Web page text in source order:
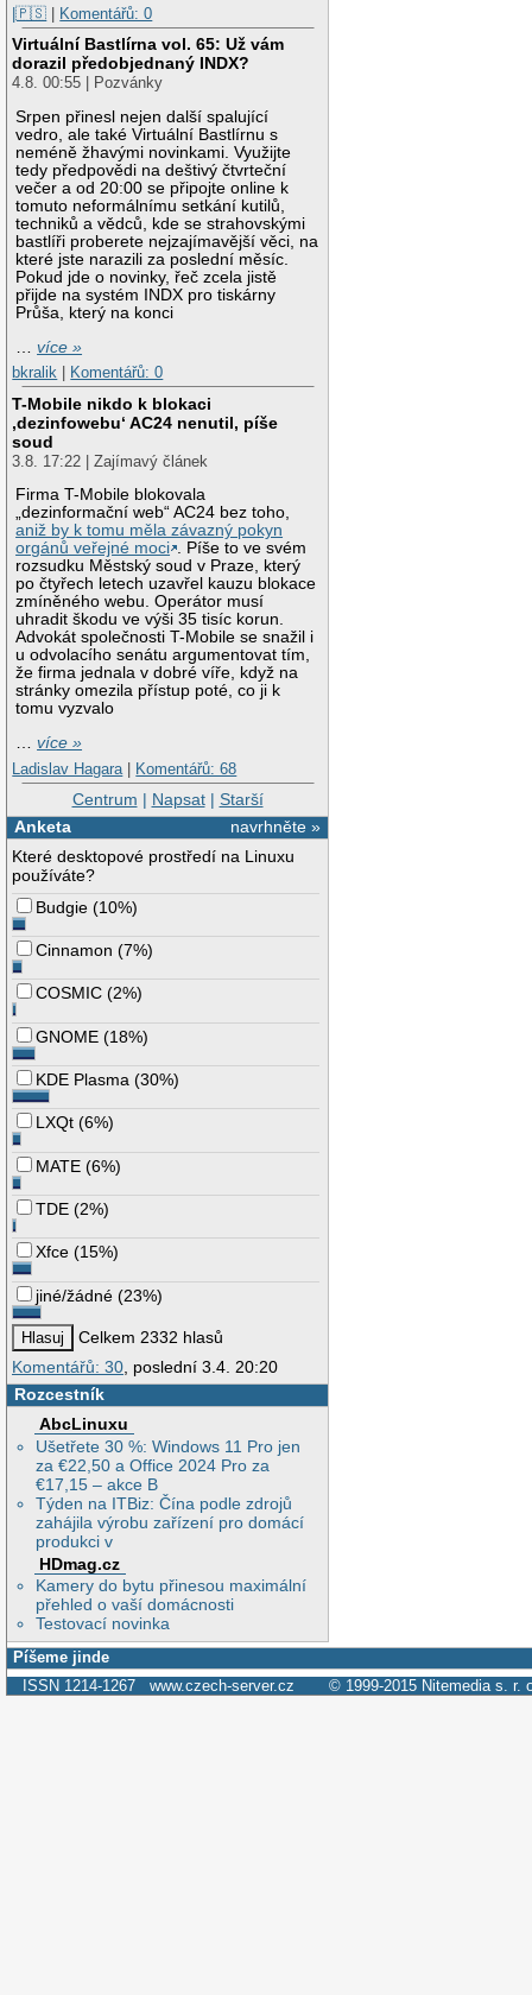
|🇵🇸 | Komentářů: 0
Virtuální Bastlírna vol. 65: Už vám
dorazil předobjednaný INDX?
4.8. 00:55 | Pozvánky
Srpen přinesl nejen další spalující
vedro, ale také Virtuální Bastlírnu s
neméně žhavými novinkami. Využijte
tedy předpovědi na deštivý čtvrteční
večer a od 20:00 se připojte online k
tomuto neformálnímu setkání kutilů,
techniků a vědců, kde se strahovskými
bastlíři proberete nejzajímavější věci, na
které jste narazili za poslední měsíc.
Pokud jde o novinky, řeč zcela jistě
přijde na systém INDX pro tiskárny
Průša, který na konci
…více »
bkralik
Komentářů: 0
T-Mobile nikdo k blokaci
‚dezinfowebu‘ AC24 nenutil, píše
soud
3.8. 17:22 | Zajímavý článek
Firma T-Mobile blokovala
„dezinformační web“ AC24 bez toho,
aniž by k tomu měla závazný pokyn
orgánů veřejné moci . Píše to ve svém
rozsudku Městský soud v Praze, který
po čtyřech letech uzavřel kauzu blokace
zmíněného webu. Operátor musí
uhradit škodu ve výši 35 tisíc korun.
Advokát společnosti T-Mobile se snažil i
u odvolacího senátu argumentovat tím,
že firma jednala v dobré víře, když na
stránky omezila přístup poté, co ji k
tomu vyzvalo
…více »
Ladislav Hagara | Komentářů: 68
Centrum | Napsat| Starší
navrhněte »
Anketa
Které desktopové prostředí na Linuxu
používáte?
Budgie (10%)
Cinnamon (7%)
COSMIC (2%)
GNOME (18%)
KDE Plasma (30%)
LXQt (6%)
MATE (6%)
TDE (2%)
Xfce (15%)
jiné/žádné (23%)
Celkem 2332 hlasů
Komentářů: 30, poslední 3.4. 20:20
Rozcestník
AbcLinuxu
Ušetřete 30 %: Windows 11 Pro jen
za €22,50 a Office 2024 Pro za
€17,15 – akce B
Týden na ITBiz: Čína podle zdrojů
zahájila výrobu zařízení pro domácí
produkci v
HDmag.cz
Kamery do bytu přinesou maximální
přehled o vaší domácnosti
Testovací novinka
Píšeme jinde
ISSN 1214-1267 www.czech-server.cz © 1999-2015 Nitemedia s. r.